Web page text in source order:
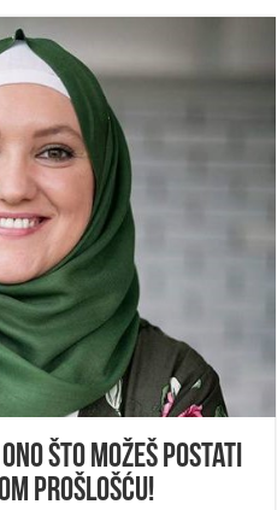
što možeš postati
prošlošću!